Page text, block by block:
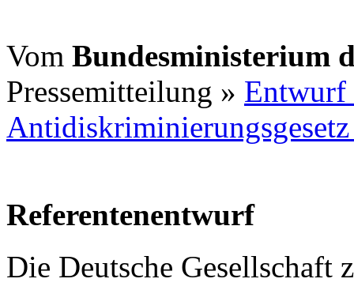
Vom Bundesministerium
Pressemitteilung » Entwurf
Referentenentwurf
Die Deutsche Gesellschaft